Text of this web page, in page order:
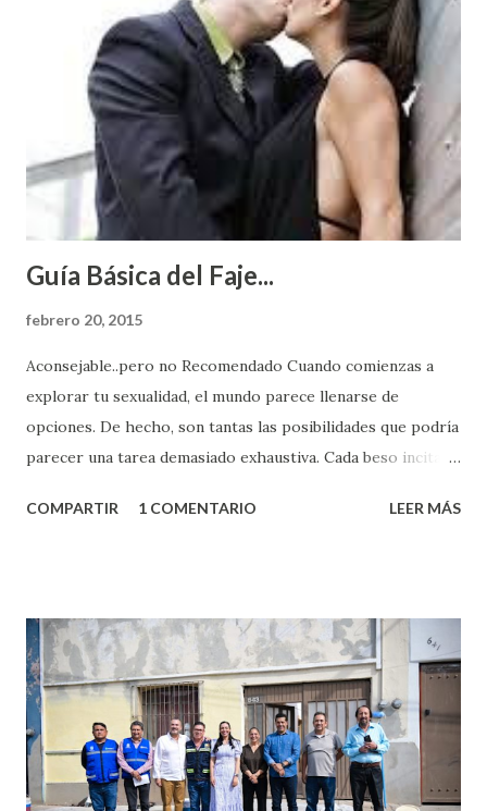
Guía Básica del Faje...
febrero 20, 2015
Aconsejable..pero no Recomendado Cuando comienzas a
explorar tu sexualidad, el mundo parece llenarse de
opciones. De hecho, son tantas las posibilidades que podría
parecer una tarea demasiado exhaustiva. Cada beso incita
partes de ti que jamás hubieras imaginado. El problema es
conoces ni la mitad de lo que deberías saber. Pero incluso
quienes ya han tenido relaciones sexuales no son expertos
o expertas en el tema. Siempre hay algo nuevo que
aprender y nuevas experiencias que conocer. Si eres una
chica y aún no has tenido relaciones sexuales, tal vez
pienses que el sexo será increíble y no puedas esperar para
COMPARTIR 1 COMENTARIO LEER MÁS